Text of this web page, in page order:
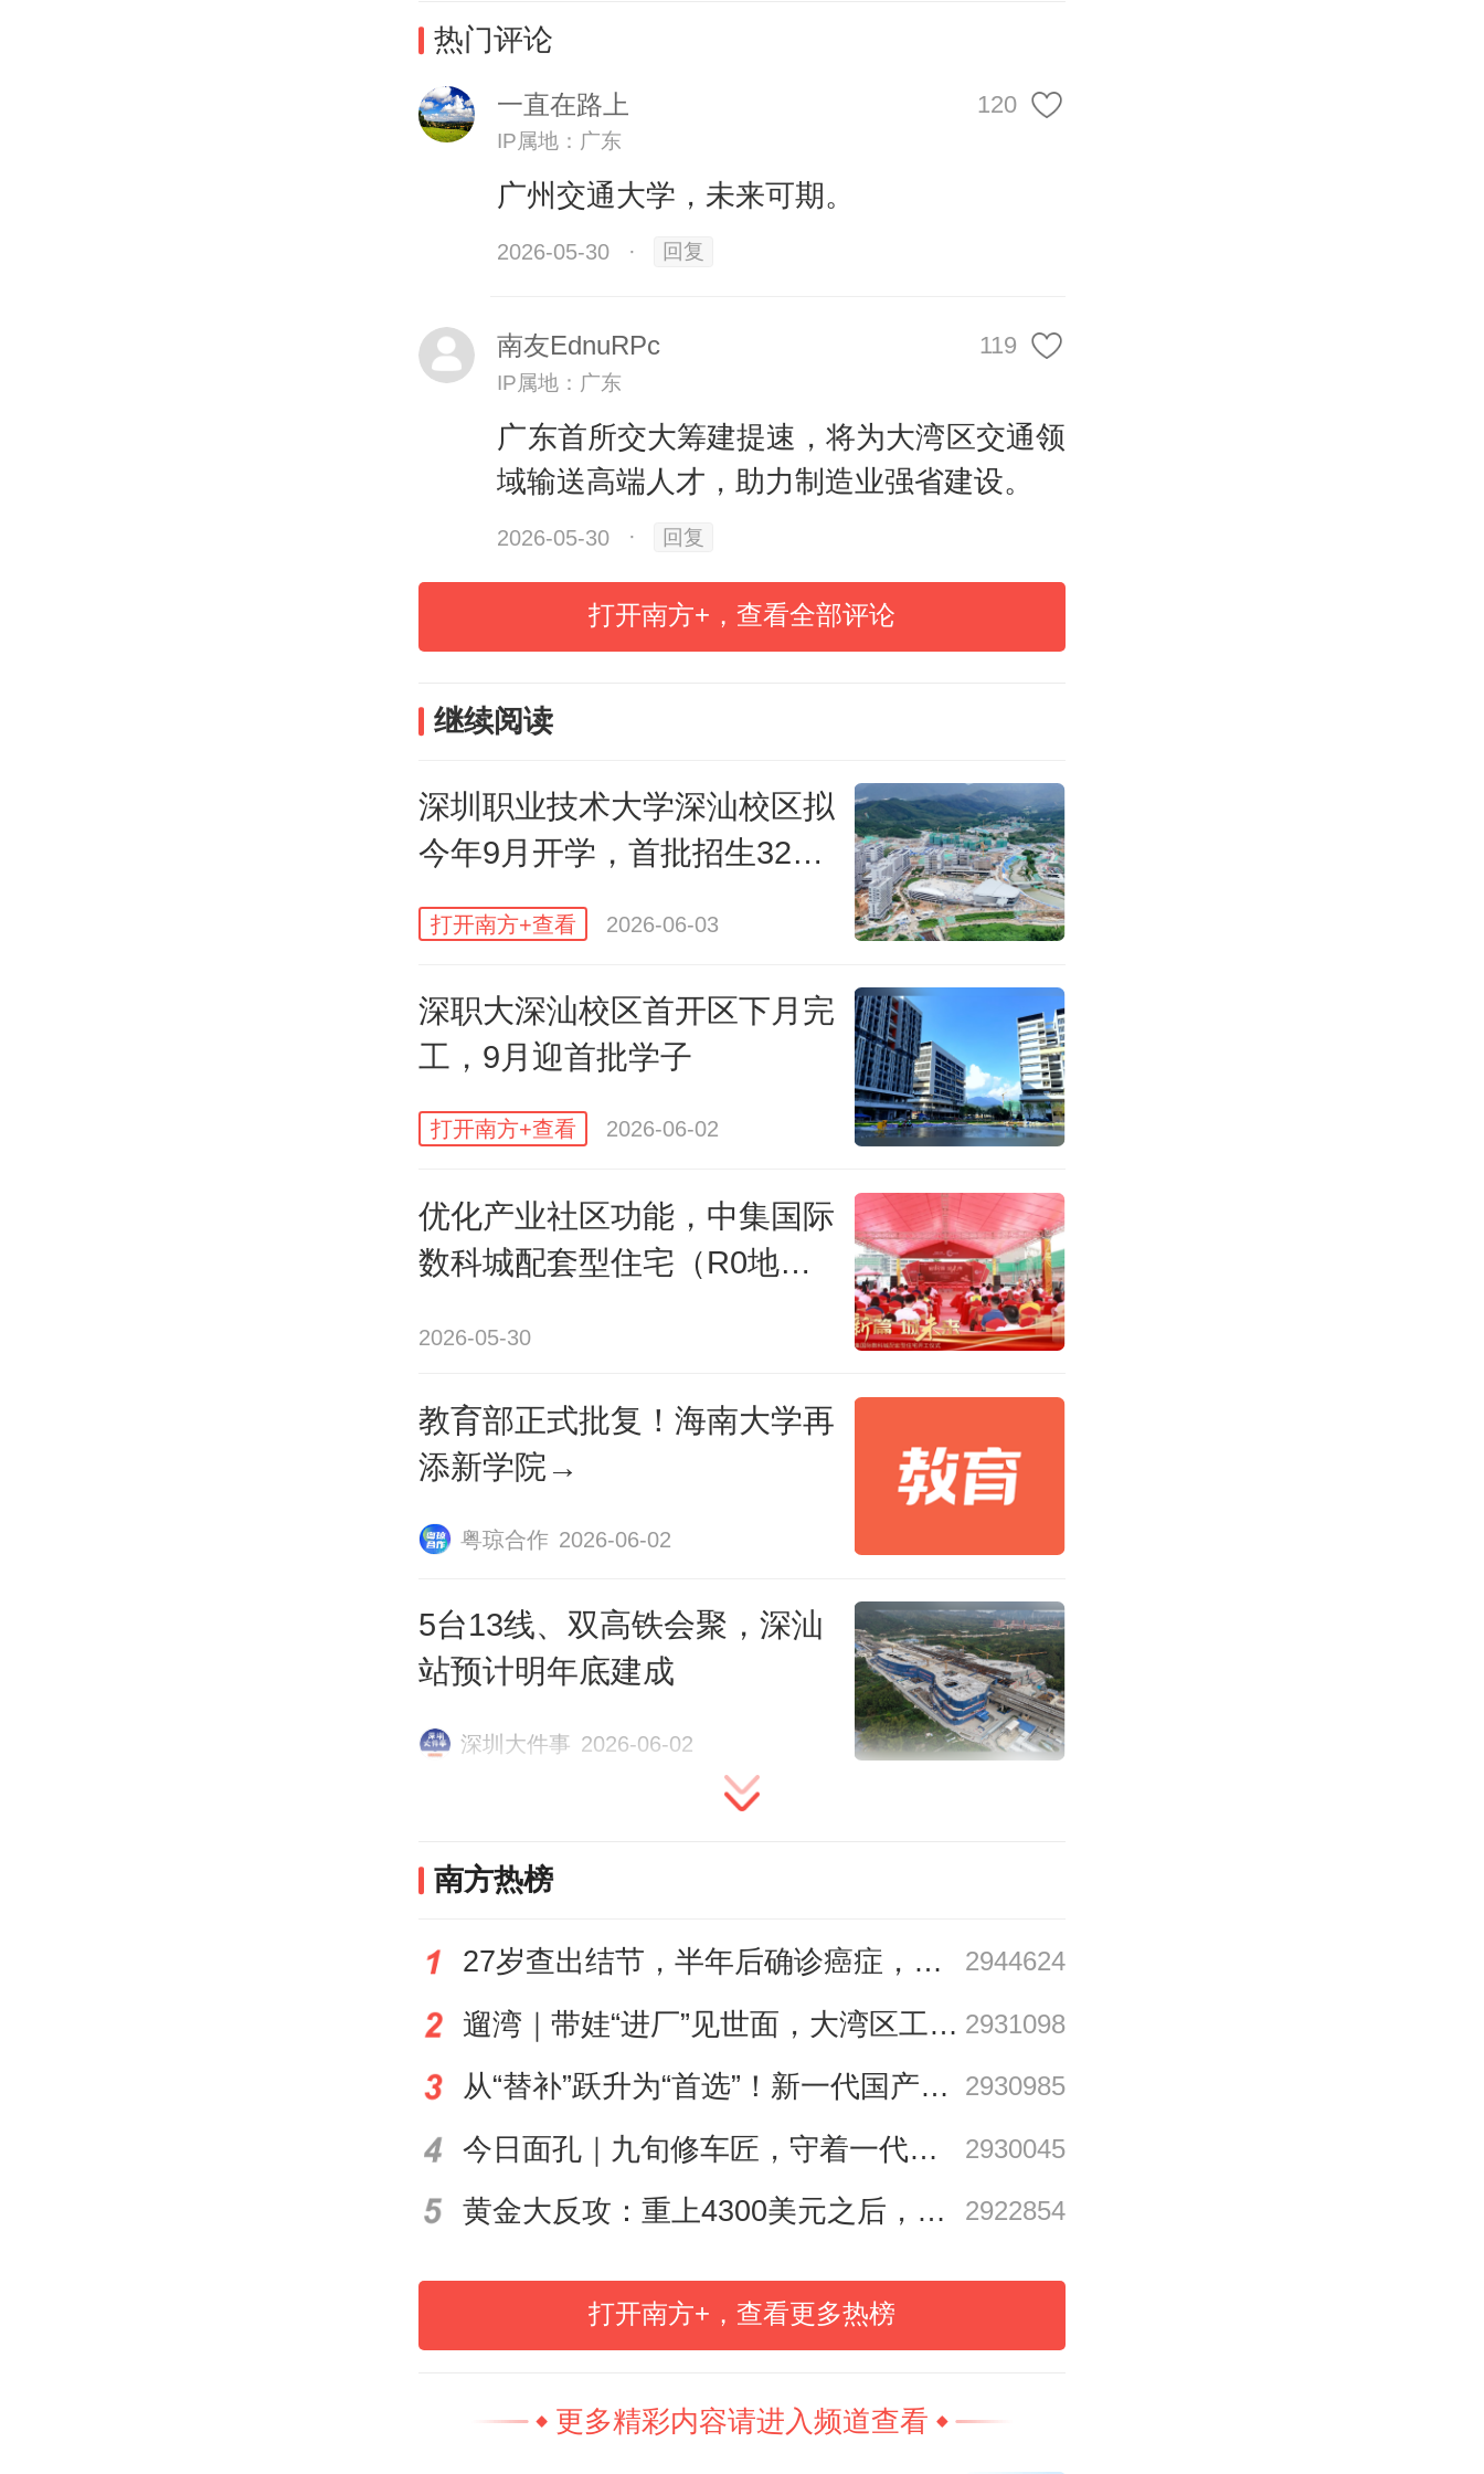
广东省“十五五”规划《纲要》指出，支持包括广
州交通大学（筹）在内的4所高校，加强涉海学
科建设。广州航海学院党委书记陶韶菁表示，
新校区建设是关键节点，其建成投用将为大学
更名提供支撑。
记者在广州交通大学项目现场看到，该校区位
于广州航海学院黄埔校区北侧，依山而建，图
书馆、实验实习平台楼等单体已完成主体结构
施工。
据介绍，该项目规划总用地面积约453亩，总建
筑面积20万平方米，总投资13.17亿元，计划新
建教学楼、图书馆、学生宿舍、体育馆、实验
楼、科研楼等各类功能楼宇约20栋，项目分两
期建设。
今日主体结构封顶的为一期项目。一期总建筑
面积约13万平方米，总投资约5.9亿元，施工分
三个标段，自2025年10月下旬开工，至今首批
陶韶菁透露，接下来一年半时间内，一期项目
其他建筑将陆续封顶，计划于2027年底全部交
热门评论
一直在路上 120
IP属地：广东
广州交通大学，未来可期。
2026-05-30 · 回复
南友EdnuRPc 119
IP属地：广东
广东首所交大筹建提速，将为大湾区交通领
域输送高端人才，助力制造业强省建设。
2026-05-30 · 回复
打开南方+，查看全部评论
继续阅读
深圳职业技术大学深汕校区拟
今年9月开学，首批招生320
人
打开南方+查看 2026-06-03
深职大深汕校区首开区下月完
工，9月迎首批学子
打开南方+查看 2026-06-02
优化产业社区功能，中集国际
数科城配套型住宅（R0地
2026-05-30
教育部正式批复！海南大学再
添新学院→
粤琼合作 2026-06-02
5台13线、双高铁会聚，深汕
站预计明年底建成
深圳大件事 2026-06-02
南方热榜
27岁查出结节，半年后确诊癌症，甲状腺癌真的“懒”吗？ 2944624
遛湾｜带娃“进厂”见世面，大湾区工业研学攻略请查收 2931098
从“替补”跃升为“首选”！新一代国产核心工业软件加速冲高端 2930985
今日面孔｜九旬修车匠，守着一代又一代车轮转 2930045
黄金大反攻：重上4300美元之后，是反弹还是反转？ 2922854
打开南方+，查看更多热榜
更多精彩内容请进入频道查看